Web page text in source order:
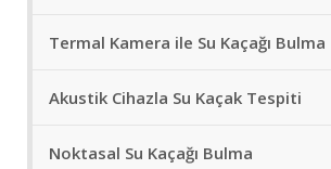
Termal Kamera ile Su Kaçağı Bulma
Akustik Cihazla Su Kaçak Tespiti
Noktasal Su Kaçağı Bulma